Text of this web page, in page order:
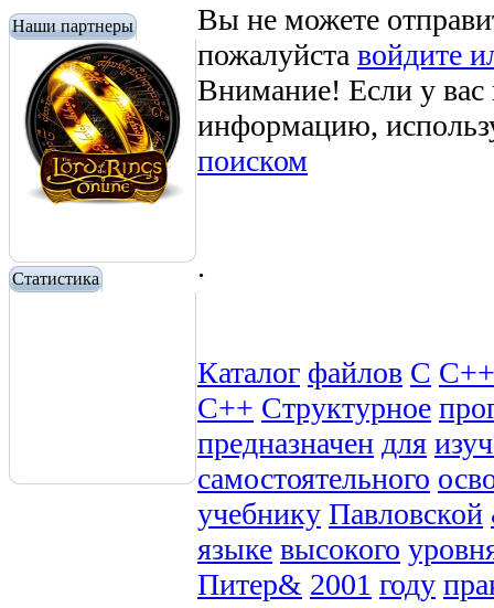
Наши партнеры
Статистика
Вы не можете
пожалуйста войдите
Внимание! Если у
информацию,
поиском
.
Каталог файлов C C++
С++ Структурное
предназначен для
самостоятельного
учебнику Павловской
языке высокого
Питер& 2001 году